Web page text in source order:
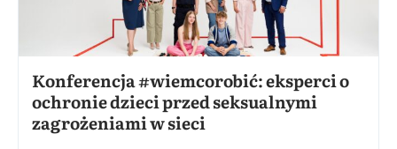
Konferencja #wiemcorobić: eksperci o
ochronie dzieci przed seksualnymi
zagrożeniami w sieci